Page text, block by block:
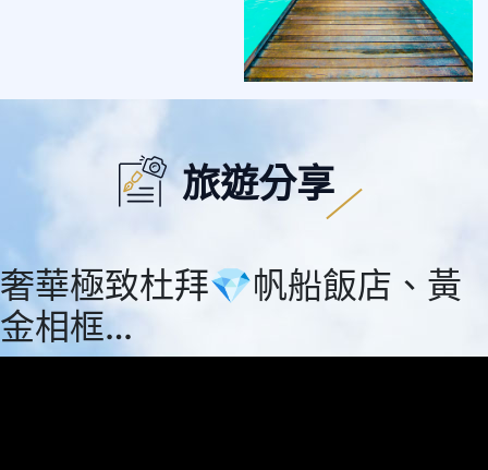
旅遊分享
奢華極致杜拜💎帆船飯店、黃
金相框…